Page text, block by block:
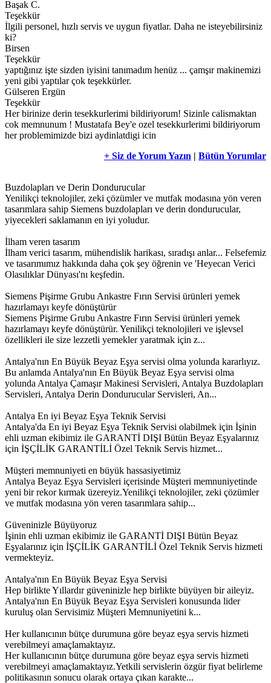
Başak C.
Teşekkür
İlgili personel, hızlı servis ve uygun fiyatlar. Daha ne isteyebilirsiniz
ki?
Birsen
Teşekkür
yaptığınız işte sizden iyisini tanımadım henüz ... çamşır makinemizi
yeni gibi yaptılar çok teşekkürler.
Gülseren Ergün
Teşekkür
Her birinize derin tesekkurlerimi bildiriyorum! Sizinle calismaktan
cok memnunum ! Mustatafa Bey'e ozel tesekkurlerimi bildiriyorum
her problemimizde bizi aydinlatdigi icin
+ Siz de Yorum Yazın | Bütün Yorumlar
Buzdolapları ve Derin Dondurucular
Yenilikçi teknolojiler, zeki çözümler ve mutfak modasına yön veren
tasarımlara sahip Siemens buzdolapları ve derin dondurucular,
yiyecekleri saklamanın en iyi yoludur.
İlham veren tasarım
İlham verici tasarım, mühendislik harikası, sıradışı anlar... Felsefemiz
ve tasarımımız hakkında daha çok şey öğrenin ve 'Heyecan Verici
Olasılıklar Dünyası'nı keşfedin.
Siemens Pişirme Grubu Ankastre Fırın Servisi ürünleri yemek
hazırlamayı keyfe dönüştürür
Siemens Pişirme Grubu Ankastre Fırın Servisi ürünleri yemek
hazırlamayı keyfe dönüştürür. Yenilikçi teknolojileri ve işlevsel
özellikleri ile size lezzetli yemekler yaratmak için z...
Antalya'nın En Büyük Beyaz Eşya servisi olma yolunda kararlıyız.
Bu anlamda Antalya'nın En Büyük Beyaz Eşya servisi olma
yolunda Antalya Çamaşır Makinesi Servisleri, Antalya Buzdolapları
Servisleri, Antalya Derin Dondurucular Servisleri, An...
Antalya En iyi Beyaz Eşya Teknik Servisi
Antalya'da En iyi Beyaz Eşya Teknik Servisi olabilmek için İşinin
ehli uzman ekibimiz ile GARANTİ DIŞI Bütün Beyaz Eşyalarınız
için İŞÇİLİK GARANTİLİ Özel Teknik Servis hizmet...
Müşteri memnuniyeti en büyük hassasiyetimiz
Antalya Beyaz Eşya Servisleri içerisinde Müşteri memnuniyetinde
yeni bir rekor kırmak üzereyiz.Yenilikçi teknolojiler, zeki çözümler
ve mutfak modasına yön veren tasarımlara sahip...
Güveninizle Büyüyoruz
İşinin ehli uzman ekibimiz ile GARANTİ DIŞI Bütün Beyaz
Eşyalarınız için İŞÇİLİK GARANTİLİ Özel Teknik Servis hizmeti
vermekteyiz.
Antalya'nın En Büyük Beyaz Eşya Servisi
Hep birlikte Yıllardır güveninizle hep birlikte büyüyen bir aileyiz.
Antalya'nın En Büyük Beyaz Eşya Servisleri konusunda lider
kuruluş olan Servisimiz Müşteri Memnuniyetini k...
Her kullanıcının bütçe durumuna göre beyaz eşya servis hizmeti
verebilmeyi amaçlamaktayız.
Her kullanıcının bütçe durumuna göre beyaz eşya servis hizmeti
verebilmeyi amaçlamaktayız.Yetkili servislerin özgür fiyat belirleme
politikasının sonucu olarak ortaya çıkan karakte...